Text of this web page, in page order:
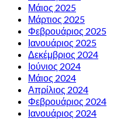
Μάιος 2025
Μάρτιος 2025
Φεβρουάριος 2025
Ιανουάριος 2025
Δεκέμβριος 2024
Ιούνιος 2024
Μάιος 2024
Απρίλιος 2024
Φεβρουάριος 2024
Ιανουάριος 2024